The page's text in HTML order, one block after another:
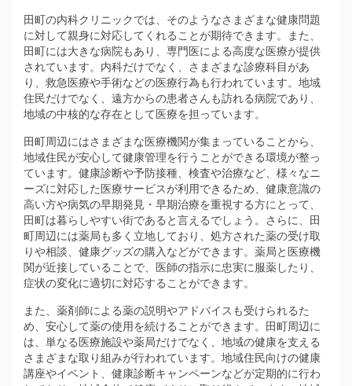
田町の内科クリニックでは、そのようなさまざまな健康問題
に対して親身に対応してくれることが期待できます。また、
田町には大きな病院もあり、専門医による高度な医療が提供
されています。内科だけでなく、さまざまな診療科目があ
り、救急医療や手術などの医療行為も行われています。地域
住民だけでなく、遠方からの患者さんも訪れる病院であり、
地域の中核的な存在として医療を担っています。
田町周辺にはさまざまな医療機関が集まっていることから、
地域住民が安心して健康管理を行うことができる環境が整っ
ています。健康診断や予防接種、検査や治療など、様々なニ
ーズに対応した医療サービスが利用できるため、健康意識の
高い方や病気の早期発見・早期治療を重視する方にとって、
田町は暮らしやすい街であると言えるでしょう。さらに、田
町周辺には薬局も多く立地しており、処方された薬の受け取
りや相談、健康グッズの購入などができます。薬局と医療機
関が近接していることで、医師の指示に忠実に服薬したり、
症状の変化に適切に対応することができます。
また、薬剤師による薬の説明やアドバイスも受けられるた
め、安心して薬の使用を続けることができます。田町周辺に
は、単なる医療施設や薬局だけでなく、地域の健康を支える
さまざまな取り組みが行われています。地域住民向けの健康
講座やイベント、健康診断キャンペーンなどが定期的に行わ